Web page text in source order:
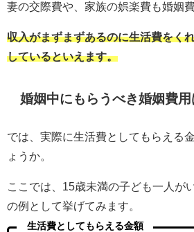
妻の交際費や、家族の娯楽費も婚姻
収入がまずまずあるのに生活費をく
しているといえます。
婚姻中にもらうべき婚姻費用
では、実際に生活費としてもらえる
ょうか。
ここでは、15歳未満の子ども一人が
の例として挙げてみます。
生活費としてもらえる金額